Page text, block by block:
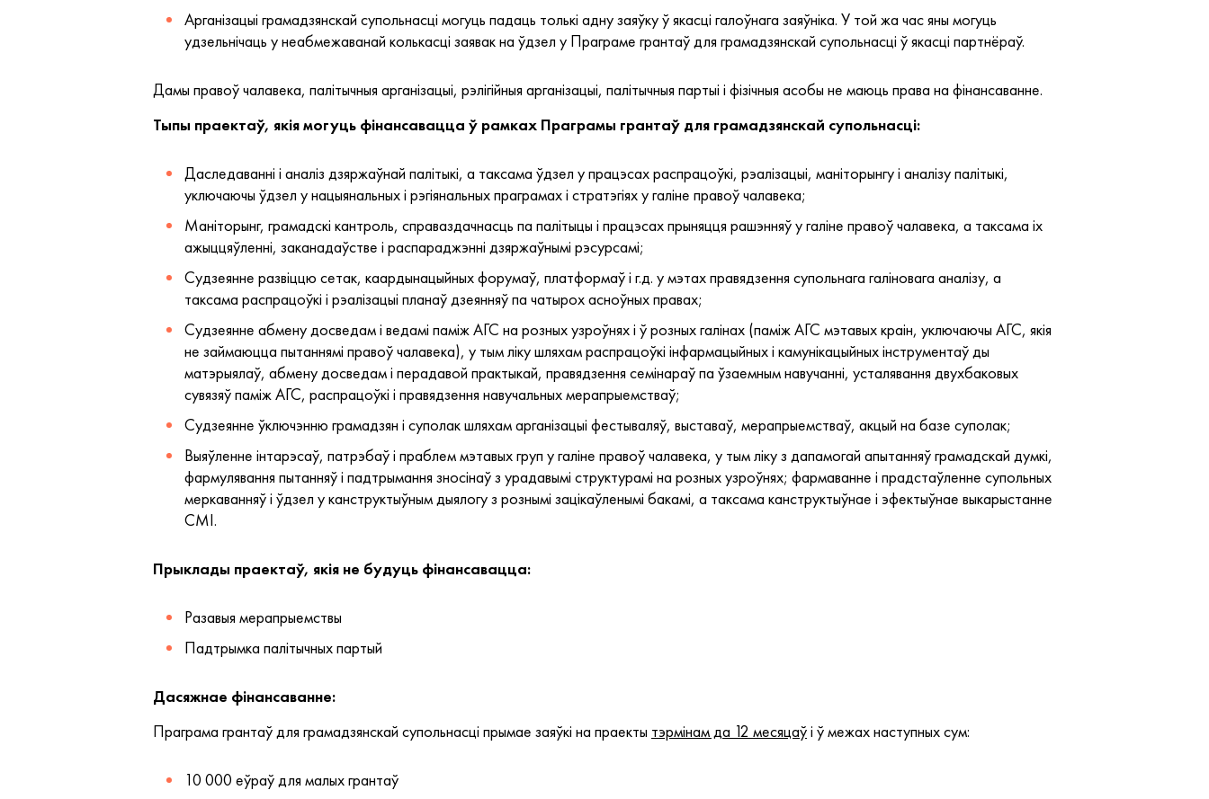
Арганізацыі грамадзянскай супольнасці могуць падаць толькі адну заяўку ў якасці галоўнага заяўніка. У той жа час яны могуць
удзельнічаць у неабмежаванай колькасці заявак на ўдзел у Праграме грантаў для грамадзянскай супольнасці ў якасці партнёраў.
Дамы правоў чалавека, палітычныя арганізацыі, рэлігійныя арганізацыі, палітычныя партыі і фізічныя асобы не маюць права на фінансаванне.
Тыпы праектаў, якія могуць фінансавацца ў рамках Праграмы грантаў для грамадзянскай супольнасці:
Даследаванні і аналіз дзяржаўнай палітыкі, а таксама ўдзел у працэсах распрацоўкі, рэалізацыі, маніторынгу і аналізу палітыкі,
уключаючы ўдзел у нацыянальных і рэгіянальных праграмах і стратэгіях у галіне правоў чалавека;
Маніторынг, грамадскі кантроль, справаздачнасць па палітыцы і працэсах прыняцця рашэнняў у галіне правоў чалавека, а таксама іх
ажыццяўленні, заканадаўстве і распараджэнні дзяржаўнымі рэсурсамі;
Судзеянне развіццю сетак, каардынацыйных форумаў, платформаў і г.д. у мэтах правядзення супольнага галіновага аналізу, а
таксама распрацоўкі і рэалізацыі планаў дзеянняў па чатырох асноўных правах;
Судзеянне абмену досведам і ведамі паміж АГС на розных узроўнях і ў розных галінах (паміж АГС мэтавых краін, уключаючы АГС, якія
не займаюцца пытаннямі правоў чалавека), у тым ліку шляхам распрацоўкі інфармацыйных і камунікацыйных інструментаў ды
матэрыялаў, абмену досведам і перадавой практыкай, правядзення семінараў па ўзаемным навучанні, усталявання двухбаковых
сувязяў паміж АГС, распрацоўкі і правядзення навучальных мерапрыемстваў;
Судзеянне ўключэнню грамадзян і суполак шляхам арганізацыі фестываляў, выставаў, мерапрыемстваў, акцый на базе суполак;
Выяўленне інтарэсаў, патрэбаў і праблем мэтавых груп у галіне правоў чалавека, у тым ліку з дапамогай апытанняў грамадскай думкі,
фармулявання пытанняў і падтрымання зносінаў з урадавымі структурамі на розных узроўнях; фармаванне і прадстаўленне супольных
меркаванняў і ўдзел у канструктыўным дыялогу з рознымі зацікаўленымі бакамі, а таксама канструктыўнае і эфектыўнае выкарыстанне
СМІ.
Прыклады праектаў, якія не будуць фінансавацца:
Разавыя мерапрыемствы
Падтрымка палітычных партый
Дасяжнае фінансаванне:
Праграма грантаў для грамадзянскай супольнасці прымае заяўкі на праекты тэрмінам да 12 месяцаўі ў межах наступных сум:
10 000 еўраў для малых грантаў